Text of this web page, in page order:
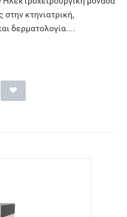
στην κτηνιατρική,
δερματολογία....